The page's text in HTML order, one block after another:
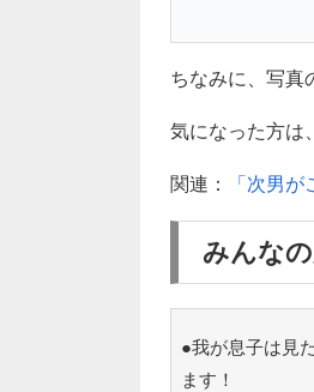
ちなみに、写真
気になった方は
関連： 「次男
みんな
●我が息子は見
ます！